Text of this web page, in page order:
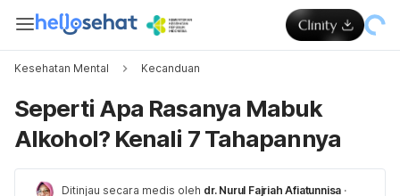
Kesehatan Mental Kecanduan
Seperti Apa Rasanya Mabuk
Alkohol? Kenali 7 Tahapannya
Ditinjau secara medis oleh dr. Nurul Fajriah Afiatunnisa ·